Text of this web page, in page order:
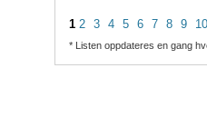
1 2 3 4 5 6 7 8 9 10
* Listen oppdateres en gang